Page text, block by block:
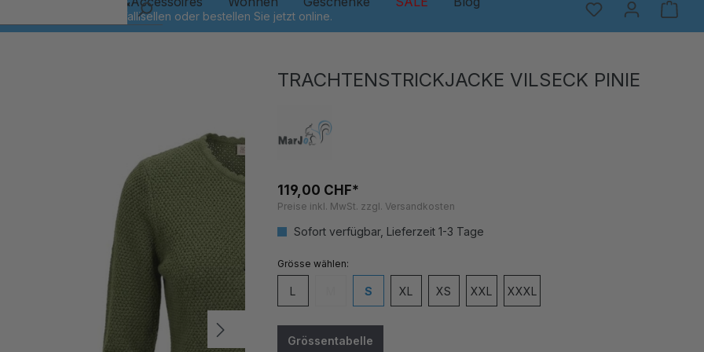
TRACHTENSTRICKJACKE VILSECK PINIE
119,00 CHF*
Preise inkl. MwSt. zzgl. Versandkosten
Sofort verfügbar, Lieferzeit 1-3 Tage
Grösseauswählen
L (Diese Option ist zurzeit nicht verfügbar.)
S XL XS XXL XXXL
Grössentabelle